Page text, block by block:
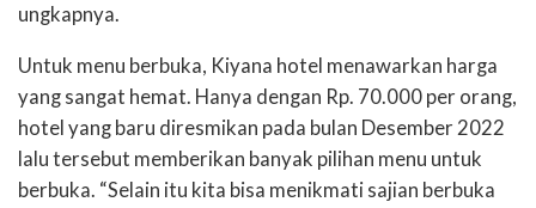
ungkapnya.
Untuk menu berbuka, Kiyana hotel menawarkan harga
yang sangat hemat. Hanya dengan Rp. 70.000 per orang,
hotel yang baru diresmikan pada bulan Desember 2022
lalu tersebut memberikan banyak pilihan menu untuk
berbuka. “Selain itu kita bisa menikmati sajian berbuka